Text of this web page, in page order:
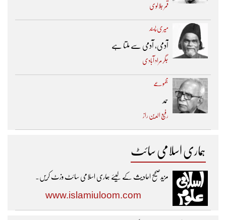
قمر جلالوی
میری پسند
آدمی، آدمی سے ملتا ہے
جگر مراد آبادی
مجموعے
حمد
رفیع الدین راز
ہماری اسلامی سائٹ
مزیدصحیح احادیث کے لیئے ہماری اسلامی سائٹ وزٹ کریں۔
www.islamiuloom.com